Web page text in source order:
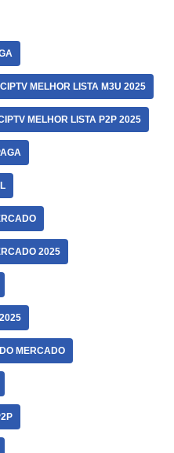
MELHOR LISTA M3U 2025
MELHOR LISTA P2P 2025
2025
MERCADO